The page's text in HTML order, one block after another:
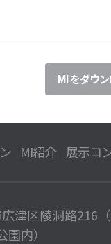
MI をダウ
MI紹介 展示コ
津区陵洞路216
内）